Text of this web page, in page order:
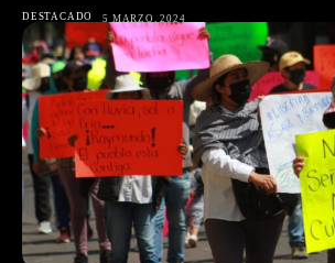
DESTACADO 5 MARZO, 2024